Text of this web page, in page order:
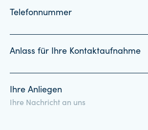
Telefonnummer
Anlass für Ihre Kontaktaufnahme
Ihre Anliegen